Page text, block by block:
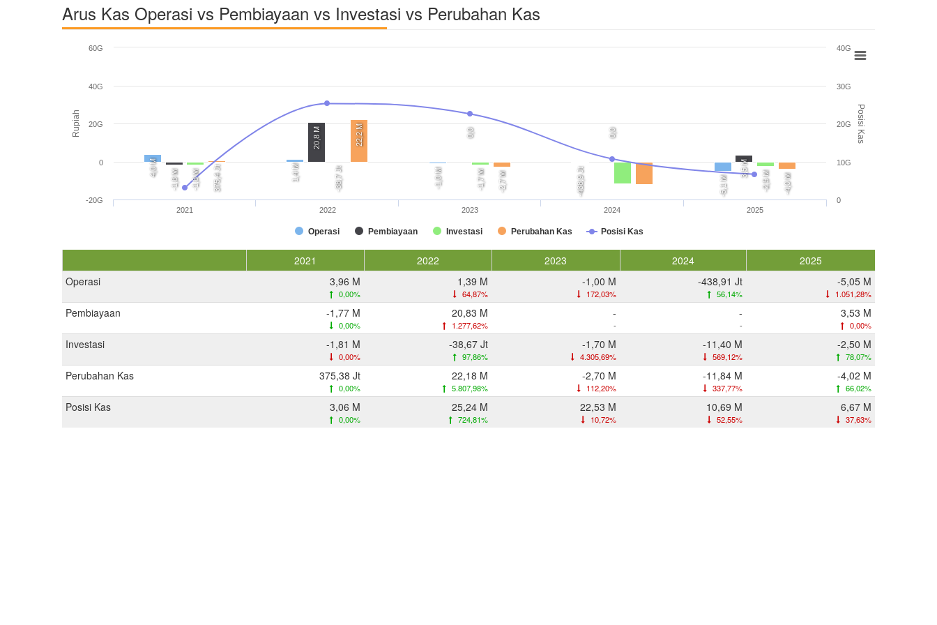
Arus Kas Operasi vs Pembiayaan vs Investasi vs Perubahan Kas
Rupiah Posisi Kas
4,0 M 1,4 M -1,0 M -438,9 Jt -5,1 M
-1,8 M
20,8 M 0,0 0,0
3,5 M
-1,8 M -38,7 Jt -1,7 M -2,5 M
375,4 Jt
22,2 M
-2,7 M -4,0 M
Operasi Pembiayaan Investasi Perubahan Kas Posisi Kas
2021 2022 2023 2024 2025
-20G
0
20G
40G
60G
0
10G
20G
30G
40G
2021 2022 2023 2024
2025
Operasi
3,96 M
0,00%
1,39 M
64,87%
-1,00 M
172,03%
-438,91 Jt
56,14%
-5,05 M
1.051,28%
Pembiayaan -1,77 M
0,00%
20,83 M
1.277,62%
-
-
-
-
3,53 M
0,00%
Investasi -1,81 M
0,00%
-38,67 Jt
97,86%
-1,70 M
4.305,69%
-11,40 M
569,12%
-2,50 M
78,07%
Perubahan Kas 375,38 Jt
0,00%
22,18 M
5.807,98%
-2,70 M
112,20%
-11,84 M
337,77%
-4,02 M
66,02%
Posisi Kas 3,06 M
0,00%
25,24 M
724,81%
22,53 M
10,72%
10,69 M
52,55%
6,67 M
37,63%